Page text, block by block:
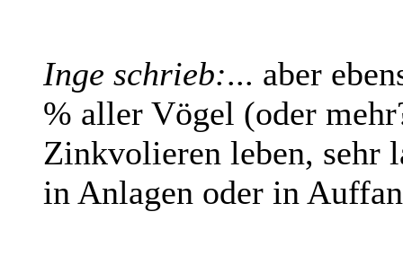
Inge schrieb:... aber
% aller Vögel (oder
Zinkvolieren leben, sehr
in Anlagen oder in